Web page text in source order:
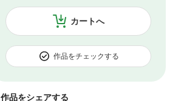
カートへ
作品をチェックする
作品をシェアする